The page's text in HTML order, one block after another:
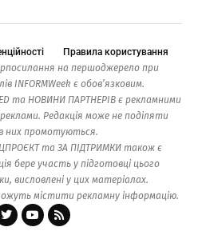
Правила користування
на першоджерело при
INFORMWeek є обов’язковим.
та НОВИНИ ПАРТНЕРІВ є рекламними
Редакція може не поділяти
них промотуються.
та ЗА ПІДТРИМКИ також є
бере участь у підготовці цього
висловлені у цих матеріалах.
містити рекламну інформацію.